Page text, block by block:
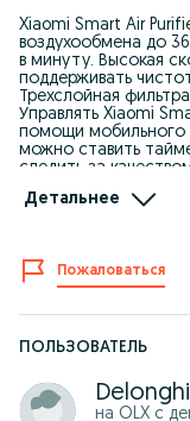
Xiaomi Smart Air
воздухообмена до
в минуту. Высокая
поддерживать
Трехслойная
Управлять Xiaomi
помощи мобильного
можно ставить
следить за
Устранение запахов
помещении, а также
Фильтр
активированного
Управление
помощи мобильного
можно ставить
Детальнее
Пожаловаться
ПОЛЬЗОВАТЕЛЬ
на OLX с